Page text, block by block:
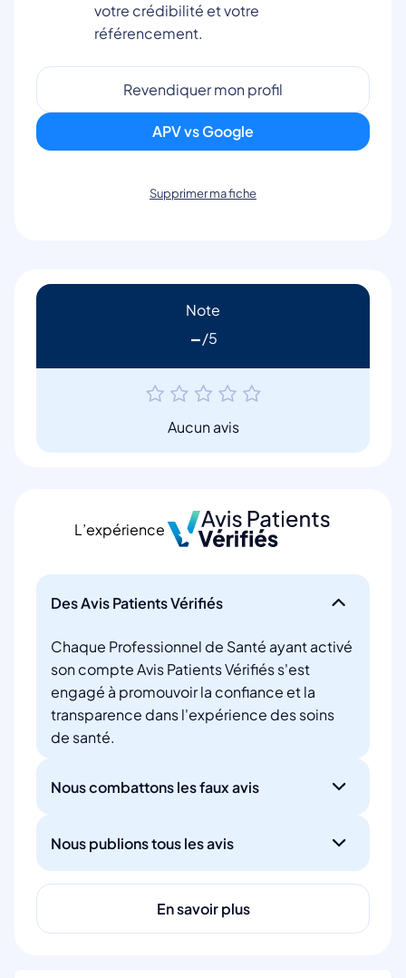
votre crédibilité et votre
référencement.
Revendiquer mon profil
APV vs Google
Supprimer ma fiche
Note
-
Aucun avis
L’expérience
Des Avis Patients Vérifiés
Chaque Professionnel de Santé ayant activé
son compte Avis Patients Vérifiés s'est
engagé à promouvoir la confiance et la
transparence dans l'expérience des soins
de santé.
Nous combattons les faux avis
Nous publions tous les avis
En savoir plus